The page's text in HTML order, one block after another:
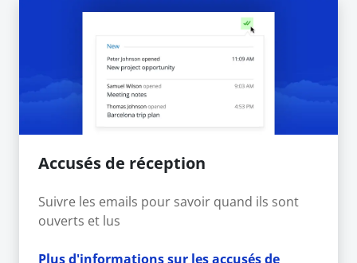
Accusés de réception
Suivre les emails pour savoir quand ils sont
ouverts et lus
Plus d'informations sur les accusés de